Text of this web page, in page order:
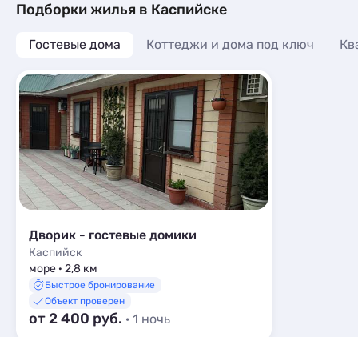
Подборки жилья в Каспийске
Гостевые дома Коттеджи и дома под ключ
Дворик - гостевые домики
Каспийск
море · 2,8 км
Быстрое бронирование
Объект проверен
от 2 400 руб. · 1 ночь